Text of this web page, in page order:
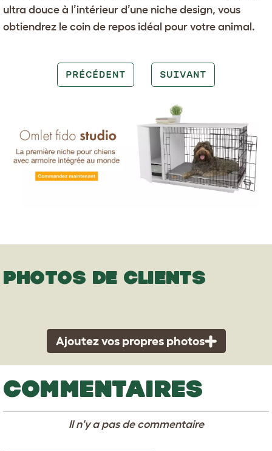
ultra douce à l’intérieur d’une niche design, vous
obtiendrez le coin de repos idéal pour votre animal.
PRÉCÉDENT SUIVANT
PHOTOS DE CLIENTS
Ajoutez vos propres photos
COMMENTAIRES
Il n'y a pas de commentaire